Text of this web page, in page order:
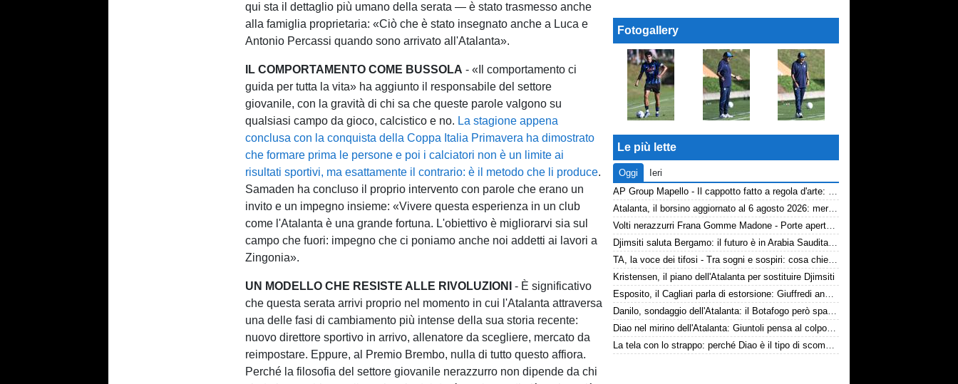
qui sta il dettaglio più umano della serata — è stato trasmesso anche
alla famiglia proprietaria: «Ciò che è stato insegnato anche a Luca e
Antonio Percassi quando sono arrivato all'Atalanta».
IL COMPORTAMENTO COME BUSSOLA - «Il comportamento ci
guida per tutta la vita» ha aggiunto il responsabile del settore
giovanile, con la gravità di chi sa che queste parole valgono su
qualsiasi campo da gioco, calcistico e no. La stagione appena
conclusa con la conquista della Coppa Italia Primavera ha dimostrato
che formare prima le persone e poi i calciatori non è un limite ai
risultati sportivi, ma esattamente il contrario: è il metodo che li produce.
Samaden ha concluso il proprio intervento con parole che erano un
invito e un impegno insieme: «Vivere questa esperienza in un club
come l'Atalanta è una grande fortuna. L'obiettivo è migliorarvi sia sul
campo che fuori: impegno che ci poniamo anche noi addetti ai lavori a
Zingonia».
UN MODELLO CHE RESISTE ALLE RIVOLUZIONI
- È significativo
che questa serata arrivi proprio nel momento in cui l'Atalanta attraversa
una delle fasi di cambiamento più intense della sua storia recente:
nuovo direttore sportivo in arrivo, allenatore da scegliere, mercato da
reimpostare. Eppure, al Premio Brembo, nulla di tutto questo affiora.
Perché la filosofia del settore giovanile nerazzurro non dipende da chi
Fotogallery
Le più lette
Oggi
Ieri
AP Group Mapello - Il cappotto fatto a regola d'arte: qualità certificata ICMQ
Atalanta, il borsino aggiornato al 6 agosto 2026: mercato in entrata ancora in stand-by. Si lavora sulle cessioni
Volti nerazzurri Frana Gomme Madone - Porte aperte alla New Balance Arena: i volti dei tifosi della Dea
Djimsiti saluta Bergamo: il futuro è in Arabia Saudita! Tre milioni e firma biennale
TA, la voce dei tifosi - Tra sogni e sospiri: cosa chiedono davvero i tifosi dell'Atalanta
Kristensen, il piano dell'Atalanta per sostituire Djimsiti
Esposito, il Cagliari parla di estorsione: Giuffredi annuncia denuncia
Danilo, sondaggio dell'Atalanta: il Botafogo però spara alto
Diao nel mirino dell'Atalanta: Giuntoli pensa al colpo dal Como
La tela con lo strappo: perché Diao è il tipo di scommessa che Giuntoli ama